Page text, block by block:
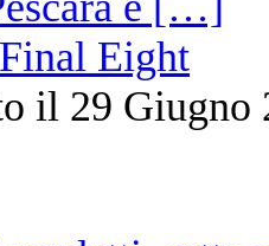
Eight
il 29 Giugno